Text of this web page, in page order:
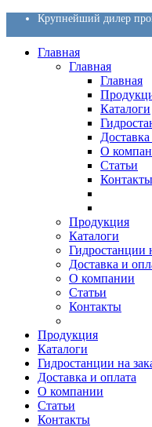
Крупнейший дилер
Главная
Главная
Главная
Каталоги
О
Статьи
Контакты
Продукция
Каталоги
Гидростанции
Доставка и
О компании
Статьи
Контакты
Продукция
Каталоги
Гидростанции на
Доставка и оплата
О компании
Статьи
Контакты